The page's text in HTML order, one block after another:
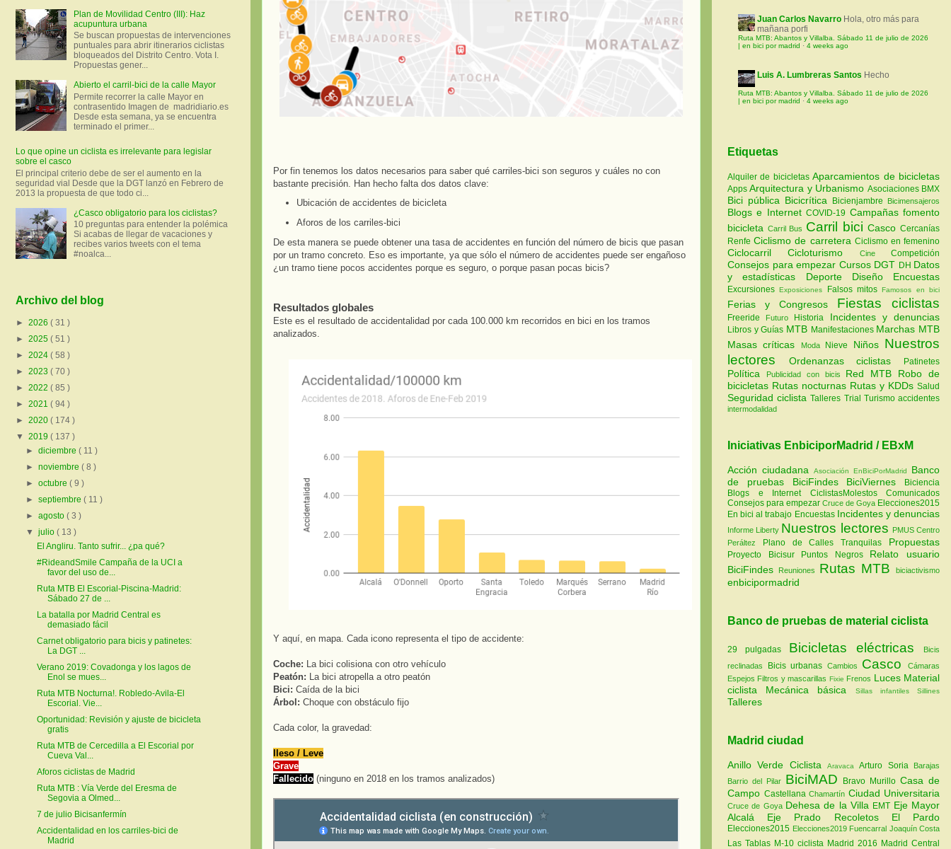
Por fin tenemos los datos necesarios para saber qué carriles-bici son seguros y cuáles no con
bastante precisión. Han hecho falta dos datos clave:
Ubicación de accidentes de bicicleta
Aforos de los carriles-bici
De esta manera se puede obtener una tasa de accidentes en función del número de bicis que pasan
por un tramo concreto. Eso es importante, ya que sólo el número de accidentes puede ser engañoso
¿un tramo tiene pocos accidentes porque es seguro, o porque pasan pocas bicis?
Resultados globales
Este es el resultado de accidentalidad por cada 100.000 km recorridos en bici en los tramos
analizados.
Y aquí, en mapa. Cada icono representa el tipo de accidente:
Coche: La bici colisiona con otro vehículo
Peatón: La bici atropella a otro peatón
Bici: Caída de la bici
Árbol: Choque con obstáculo fijo
Cada color, la gravedad:
Ileso / Leve
Grave
Fallecido (ninguno en 2018 en los tramos analizados)
Plan de Movilidad Centro (III): Haz
acupuntura urbana
Se buscan propuestas de intervenciones
puntuales para abrir itinerarios ciclistas
bloqueados del Distrito Centro. Vota I.
Propuestas gener...
Abierto el carril-bici de la calle Mayor
Permite recorrer la calle Mayor en
contrasentido Imagen de madridiario.es
Desde esta semana, ya se encuentra
terminado el primer...
Lo que opine un ciclista es irrelevante para legislar
sobre el casco
El principal criterio debe de ser el aumento en la
seguridad vial Desde que la DGT lanzó en Febrero de
2013 la propuesta de que todo ci...
¿Casco obligatorio para los ciclistas?
10 preguntas para entender la polémica
Si acabas de llegar de vacaciones y
recibes varios tweets con el tema
#noalca...
Archivo del blog
► 2026 ( 31 )
► 2025 ( 51 )
► 2024 ( 58 )
► 2023 ( 70 )
► 2022 ( 85 )
► 2021 ( 94 )
► 2020 ( 174 )
▼ 2019 ( 137 )
►diciembre( 11 )
►noviembre( 8 )
►octubre( 9 )
►septiembre( 11 )
►agosto( 3 )
▼julio( 13 )
El Angliru. Tanto sufrir... ¿pa qué?
#RideandSmile Campaña de la UCI a
favor del uso de...
Ruta MTB El Escorial-Piscina-Madrid:
Sábado 27 de ...
La batalla por Madrid Central es
demasiado fácil
Carnet obligatorio para bicis y patinetes:
La DGT ...
Verano 2019: Covadonga y los lagos de
Enol se mues...
Ruta MTB Nocturna!. Robledo-Avila-El
Escorial. Vie...
Oportunidad: Revisión y ajuste de bicicleta
gratis
Ruta MTB de Cercedilla a El Escorial por
Cueva Val...
Aforos ciclistas de Madrid
Ruta MTB : Vía Verde del Eresma de
Segovia a Olmed...
7 de julio Bicisanfermín
Accidentalidad en los carriles-bici de
Madrid
Juan Carlos Navarro Hola, otro más para
mañana porfi
Ruta MTB: Abantos y Villalba. Sábado 11 de julio de 2026
| en bici por madrid · 4 weeks ago
Luis A. Lumbreras Santos Hecho
Ruta MTB: Abantos y Villalba. Sábado 11 de julio de 2026
| en bici por madrid · 4 weeks ago
Etiquetas
Alquiler de bicicletasAparcamientos de bicicletas
AppsArquitectura y Urbanismo Asociaciones BMX
Bici pública Bicicrítica Bicienjambre Bicimensajeros
Blogs e InternetCOVID-19 Campañas fomento
bicicleta Carril Bus Carril biciCascoCercanías
RenfeCiclismo de carretera Ciclismo en femenino
CiclocarrilCicloturismo CineCompetición
Consejos para empezar Cursos DGT DH Datos
y estadísticas Deporte Diseño Encuestas
ExcursionesExposiciones Falsos mitosFamosos en bici
Ferias y Congresos Fiestas ciclistas
Freeride Futuro Historia Incidentes y denuncias
Libros y Guías MTB Manifestaciones Marchas MTB
Masas críticas
Moda Nieve Niños Nuestros
lectores
Ordenanzas ciclistas Patinetes
Política Publicidad con bicis Red MTB Robo de
bicicletas Rutas nocturnas Rutas y KDDs Salud
Seguridad ciclistaTalleres Trial Turismoaccidentes
intermodalidad
Iniciativas EnbiciporMadrid / EBxM
Acción ciudadana Asociación EnBiciPorMadrid
Banco
de pruebas
BiciFindes BiciViernes
Biciencia
Blogs e Internet
CiclistasMolestos
Comunicados
Consejos para empezar Cruce de Goya Elecciones2015
En bici al trabajo Encuestas Incidentes y denuncias
Informe Liberty Nuestros lectores
PMUS Centro
Peráltez
Plano de Calles Tranquilas Propuestas
Proyecto Bicisur Puntos Negros
Relato usuario
BiciFindes
Reuniones Rutas MTB biciactivismo
enbicipormadrid
Banco de pruebas de material ciclista
29 pulgadas Bicicletas eléctricas
Bicis
reclinadas
Bicis urbanas Cambios Casco
Cámaras
Espejos Filtros y mascarillas Fixie Frenos Luces Material
ciclista
Mecánica básica Sillas infantiles Sillines
Talleres
Madrid ciudad
Anillo Verde Ciclista AravacaArturo Soria
Barajas
Barrio del Pilar BiciMAD Bravo MurilloCasa de
Campo Castellana Chamartín Ciudad Universitaria
Cruce de Goya Dehesa de la Villa EMT Eje Mayor
Alcalá Eje Prado Recoletos El Pardo
Elecciones2015 Elecciones2019 Fuencarral Joaquín Costa
Las Tablas M-10 ciclista Madrid 2016 Madrid Central